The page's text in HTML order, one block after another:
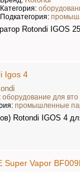
Категория:
Подкатегория:
Rotondi IGOS
Igos 4
оборудование для вто
промышленные
Rotondi IGOS 4
Super Vapor